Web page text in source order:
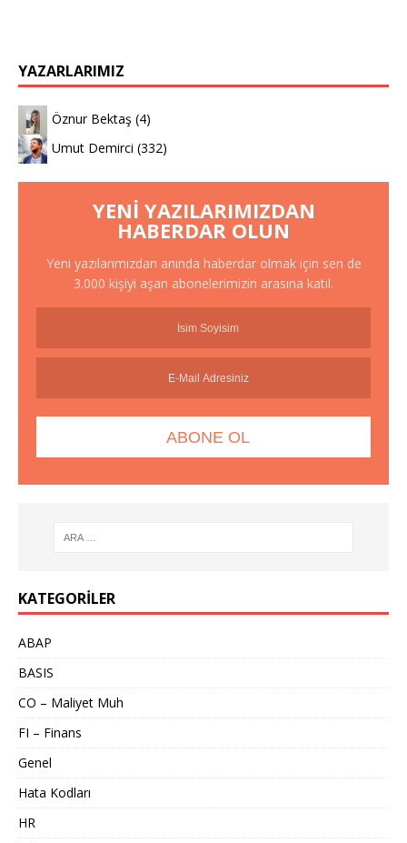
YAZARLARIMIZ
Öznur Bektaş (4)
Umut Demirci (332)
YENI YAZILARIMIZDAN
HABERDAR OLUN
Yeni yazılarımızdan anında haberdar olmak için sen de
3.000 kişiyi aşan abonelerimizin arasına katıl.
KATEGORILER
ABAP
BASIS
CO – Maliyet Muh
FI – Finans
Genel
Hata Kodları
HR